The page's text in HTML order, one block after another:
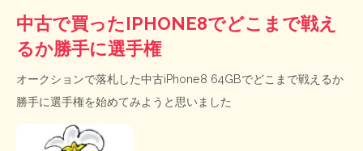
中古で買ったIPHONE8でどこまで戦え
るか勝手に選手権
オークションで落札した中古iPhone8 64GBでどこまで戦えるか
勝手に選手権を始めてみようと思いました